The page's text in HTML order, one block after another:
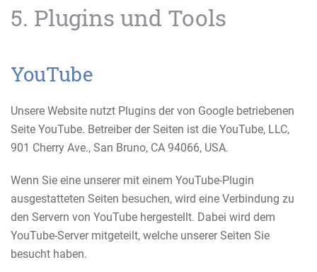
5. Plugins und Tools
YouTube
Unsere Website nutzt Plugins der von Google betriebenen
Seite YouTube. Betreiber der Seiten ist die YouTube, LLC,
901 Cherry Ave., San Bruno, CA 94066, USA.
Wenn Sie eine unserer mit einem YouTube-Plugin
ausgestatteten Seiten besuchen, wird eine Verbindung zu
den Servern von YouTube hergestellt. Dabei wird dem
YouTube-Server mitgeteilt, welche unserer Seiten Sie
besucht haben.